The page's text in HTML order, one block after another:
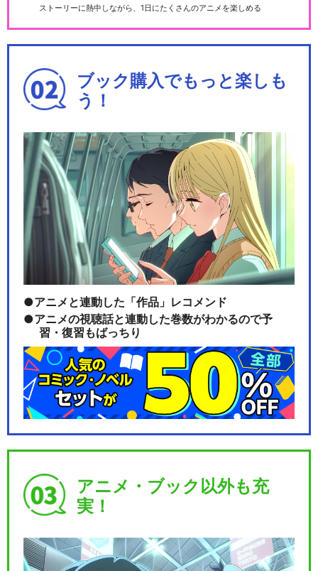
ストーリーに熱中しながら、1日にたくさんのアニメを楽しめる
ブック購入でもっと楽しも
う！
アニメと連動した「作品」レコメンド
アニメの視聴話と連動した巻数がわかるので予
習・復習もばっちり
アニメ・ブック以外も充
実！